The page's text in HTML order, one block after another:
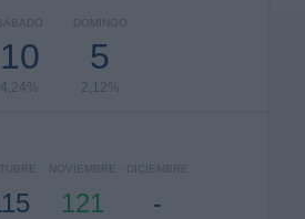
10
4,24%
DOMINGO
5
2,12%
NOVIEMBRE
121
DICIEMBRE
-